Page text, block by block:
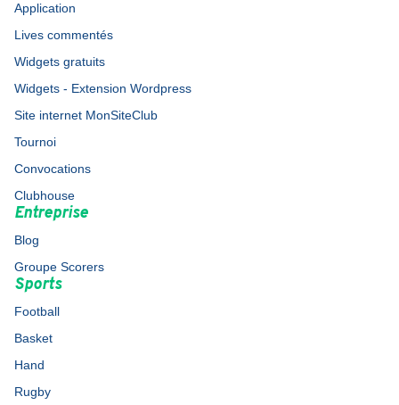
Application
Lives commentés
Widgets gratuits
Widgets - Extension Wordpress
Site internet MonSiteClub
Tournoi
Convocations
Clubhouse
Entreprise
Blog
Groupe Scorers
Sports
Football
Basket
Hand
Rugby